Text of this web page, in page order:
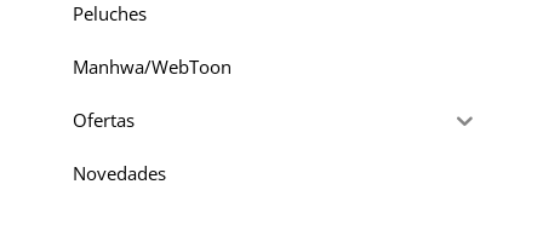
Peluches
Manhwa/WebToon
Ofertas
Novedades